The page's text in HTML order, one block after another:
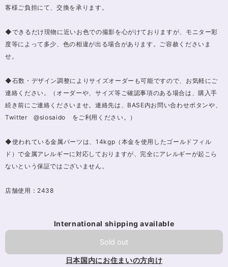
客様ご負担にて、交換を承ります。
◆できるだけ現物に近いお色での撮影を心がけておりますが、モニター彩
度等によって多少、色の相違が出る場合があります。ご容赦くださいま
せ。
◆石数・デザイン調整によりサイズオーダーも可能ですので、お気軽にご
連絡ください。（オーダーや、サイズ等ご確認事項のある場合は、購入手
続き前にご連絡くださいませ。連絡先は、BASE内お問い合わせボタンや、
Twitter @siosaido をご利用ください。）
◆使われている金属パーツは、14kgp（本金を使用したゴールドフィル
ド）で金属アレルギーに対応しておりますが、完全にアレルギーが起こら
ないという保証ではございません。
店舗使用：2438
International shipping available
Sold out
日本国内にお住まいの方向け